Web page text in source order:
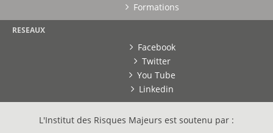
Formations
RESEAUX
Facebook
Twitter
You Tube
Linkedin
L'Institut des Risques Majeurs est soutenu par :